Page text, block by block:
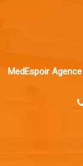
MedEspoir